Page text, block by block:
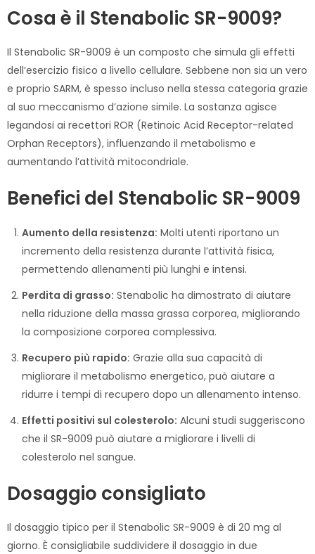
Cosa è il Stenabolic SR-9009?
Il Stenabolic SR-9009 è un composto che simula gli effetti
dell’esercizio fisico a livello cellulare. Sebbene non sia un vero
e proprio SARM, è spesso incluso nella stessa categoria grazie
al suo meccanismo d’azione simile. La sostanza agisce
legandosi ai recettori ROR (Retinoic Acid Receptor-related
Orphan Receptors), influenzando il metabolismo e
aumentando l’attività mitocondriale.
Benefici del Stenabolic SR-9009
Aumento della resistenza: Molti utenti riportano un
incremento della resistenza durante l’attività fisica,
permettendo allenamenti più lunghi e intensi.
Perdita di grasso: Stenabolic ha dimostrato di aiutare
nella riduzione della massa grassa corporea, migliorando
la composizione corporea complessiva.
Recupero più rapido: Grazie alla sua capacità di
migliorare il metabolismo energetico, può aiutare a
ridurre i tempi di recupero dopo un allenamento intenso.
Effetti positivi sul colesterolo: Alcuni studi suggeriscono
che il SR-9009 può aiutare a migliorare i livelli di
colesterolo nel sangue.
Dosaggio consigliato
Il dosaggio tipico per il Stenabolic SR-9009 è di 20 mg al
giorno. È consigliabile suddividere il dosaggio in due